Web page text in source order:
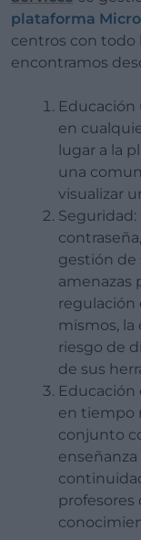
plataforma
centros con todo
encontramos
Educación
en
lugar a la
una
visualizar
Seguridad:
gestión de
amenazas
regulación
mismos, la
riesgo de
de sus
Educación
en tiempo
conjunto